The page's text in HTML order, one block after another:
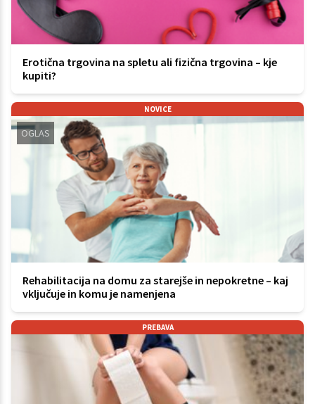
Erotična trgovina na spletu ali fizična trgovina – kje
kupiti?
NOVICE
OGLAS
Rehabilitacija na domu za starejše in nepokretne – kaj
vključuje in komu je namenjena
PREBAVA